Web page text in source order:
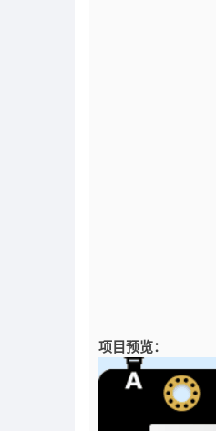
项目预览：